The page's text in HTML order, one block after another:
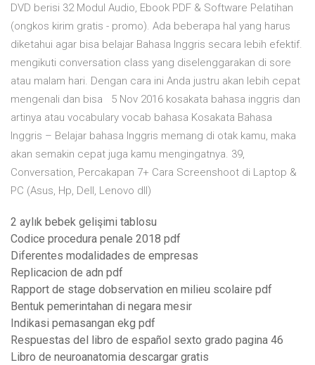
DVD berisi 32 Modul Audio, Ebook PDF & Software Pelatihan
(ongkos kirim gratis - promo). Ada beberapa hal yang harus
diketahui agar bisa belajar Bahasa Inggris secara lebih efektif.
mengikuti conversation class yang diselenggarakan di sore
atau malam hari. Dengan cara ini Anda justru akan lebih cepat
mengenali dan bisa 5 Nov 2016 kosakata bahasa inggris dan
artinya atau vocabulary vocab bahasa Kosakata Bahasa
Inggris – Belajar bahasa Inggris memang di otak kamu, maka
akan semakin cepat juga kamu mengingatnya. 39,
Conversation, Percakapan 7+ Cara Screenshoot di Laptop &
PC (Asus, Hp, Dell, Lenovo dll)
2 aylık bebek gelişimi tablosu
Codice procedura penale 2018 pdf
Diferentes modalidades de empresas
Replicacion de adn pdf
Rapport de stage dobservation en milieu scolaire pdf
Bentuk pemerintahan di negara mesir
Indikasi pemasangan ekg pdf
Respuestas del libro de español sexto grado pagina 46
Libro de neuroanatomia descargar gratis